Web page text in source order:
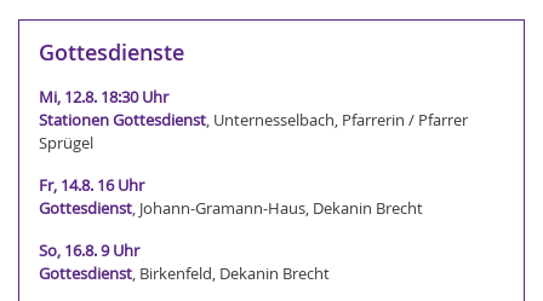
Gottesdienste
Mi, 12.8. 18:30 Uhr
Stationen Gottesdienst, Unternesselbach, Pfarrerin / Pfarrer
Sprügel
Fr, 14.8. 16 Uhr
Gottesdienst, Johann-Gramann-Haus, Dekanin Brecht
So, 16.8. 9 Uhr
Gottesdienst, Birkenfeld, Dekanin Brecht